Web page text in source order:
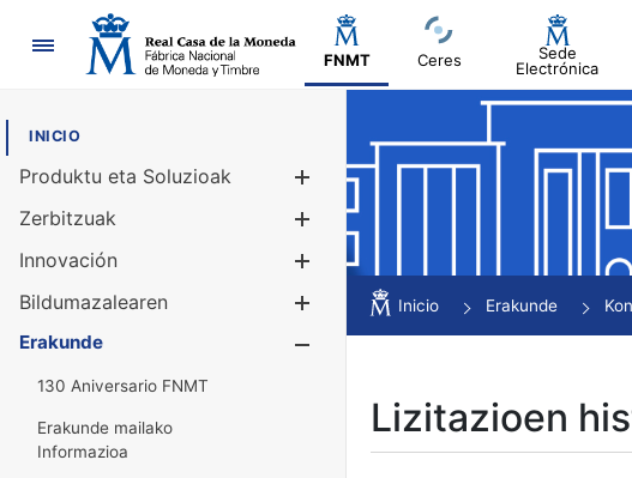
Nabigazioa
FNMT Ceres
Sede
Electrónica
INICIO
Produktu eta Soluzioak
Erakutsi/Ezkutatu
Zerbitzuak
Innovación
Bildumazalearen
Erakutsi/Ezkutatu
Erakunde
130 Aniversario FNMT
Erakunde mailako
Informazioa
Inicio Erakunde
Lizitazioen